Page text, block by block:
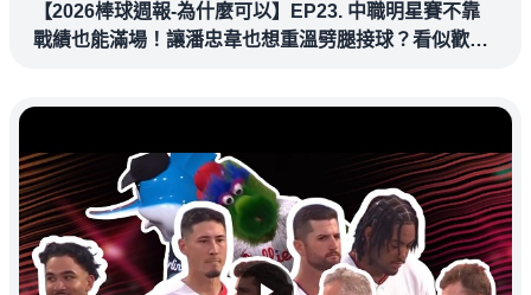
【2026棒球週報-為什麼可以】EP23. 中職明星賽不靠
戰績也能滿場！讓潘忠韋也想重溫劈腿接球？看似歡樂